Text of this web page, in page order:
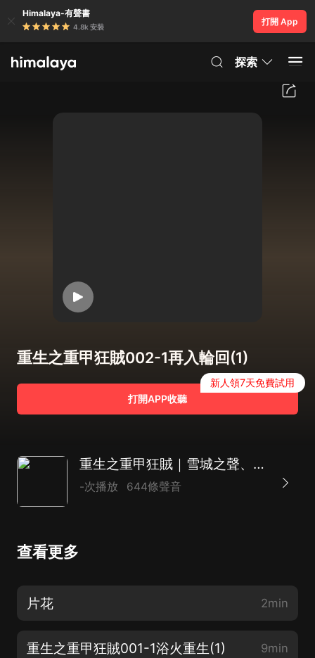
Himalaya-有聲書
4.8k 安裝
打開 App
探索
重生之重甲狂賊002-1再入輪回(1)
打開APP收聽
新人領7天免費試用
重生之重甲狂賊｜雪城之聲、淩曦玥 精品雙播
-次播放 644條聲音
查看更多
片花 2min
重生之重甲狂賊001-1浴火重生(1) 9min